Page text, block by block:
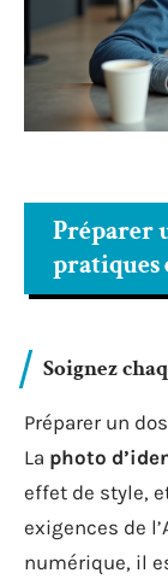
Préparer
pratiques
Soignez
Préparer un
La photo
effet de style,
exigences de
numérique, il